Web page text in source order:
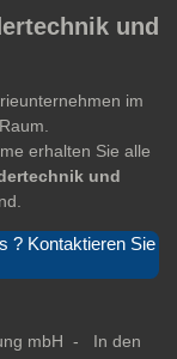
und
im
erhalten Sie alle
und
? Kontaktieren Sie
mbH - In den